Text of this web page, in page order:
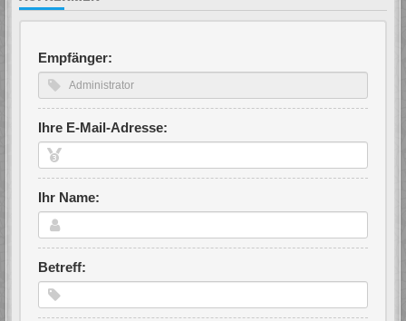
Empfänger:
Ihre E-Mail-Adresse:
Ihr Name:
Betreff: